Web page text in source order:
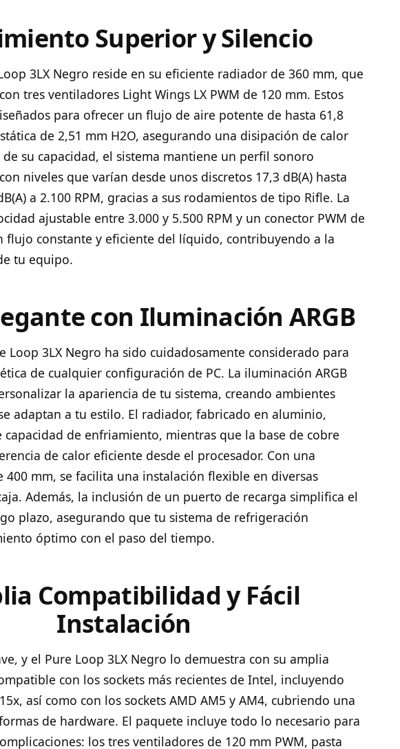
Superior y Silencio
3LX Negro reside en su eficiente radiador de 360 mm, que
tres ventiladores Light Wings LX PWM de 120 mm. Estos
para ofrecer un flujo de aire potente de hasta 61,8
de 2,51 mm H2O, asegurando una disipación de calor
de su capacidad, el sistema mantiene un perfil sonoro
niveles que varían desde unos discretos 17,3 dB(A) hasta
a 2.100 RPM, gracias a sus rodamientos de tipo Rifle. La
ajustable entre 3.000 y 5.500 RPM y un conector PWM de
flujo constante y eficiente del líquido, contribuyendo a la
tu equipo.
con Iluminación ARGB
Loop 3LX Negro ha sido cuidadosamente considerado para
de cualquier configuración de PC. La iluminación ARGB
la apariencia de tu sistema, creando ambientes
adaptan a tu estilo. El radiador, fabricado en aluminio,
capacidad de enfriamiento, mientras que la base de cobre
de calor eficiente desde el procesador. Con una
mm, se facilita una instalación flexible en diversas
Además, la inclusión de un puerto de recarga simplifica el
plazo, asegurando que tu sistema de refrigeración
óptimo con el paso del tiempo.
Compatibilidad y Fácil
Instalación
y el Pure Loop 3LX Negro lo demuestra con su amplia
con los sockets más recientes de Intel, incluyendo
así como con los sockets AMD AM5 y AM4, cubriendo una
de hardware. El paquete incluye todo lo necesario para
los tres ventiladores de 120 mm PWM, pasta